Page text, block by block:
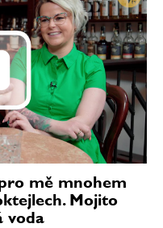
mě mnohem
Mojito
voda